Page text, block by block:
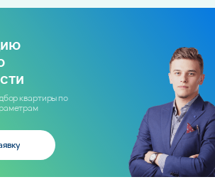
квартиры по